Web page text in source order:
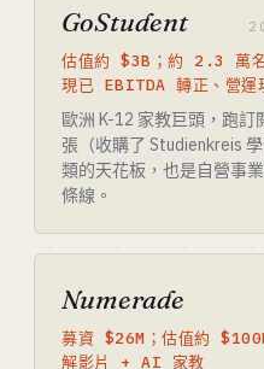
GoStudent
估值約 $3B；約 2.3 萬
現已 EBITDA 轉正、營運
歐洲 K-12 家教巨頭，跑
張（收購了 Studienkreis
類的天花板，也是自營事
條線。
Numerade
募資 $26M；估值約
解影片 + AI 家教